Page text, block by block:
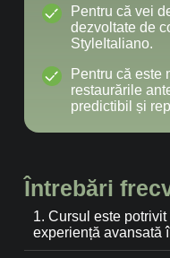
Pentru că vei
dezvoltate de
StyleItaliano.
Pentru că este
restaurările
predictibil și
Întrebări
1. Cursul este
experiență avansată